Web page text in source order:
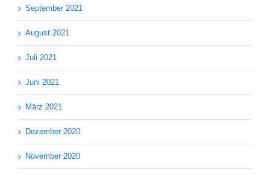
September 2021
August 2021
Juli 2021
Juni 2021
März 2021
Dezember 2020
November 2020